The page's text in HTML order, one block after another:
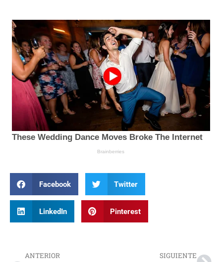
Facebook Twitter
LinkedIn Pinterest
ANTERIOR SIGUIENTE